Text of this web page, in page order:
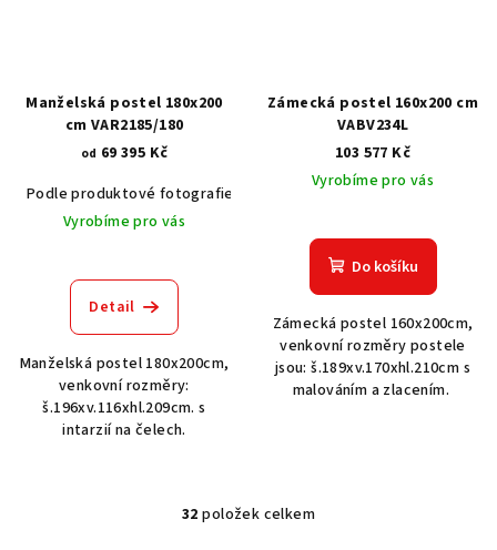
Manželská postel 180x200
cm VAR2185/180
od 69 395 Kč
Podle produktové fotografie
Akát vintage BT1551
Vyrobíme pro vás
Detail
Manželská postel 180x200cm,
venkovní rozměry:
š.196xv.116xhl.209cm. s
intarzií na čelech.
Zámecká postel 160x200 cm
VABV234L
103 577 Kč
Vyrobíme pro vás
Do košíku
Zámecká postel 160x200cm,
venkovní rozměry postele
jsou: š.189xv.170xhl.210cm s
malováním a zlacením.
O
32 položek celkem